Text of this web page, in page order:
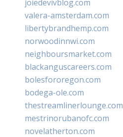
joiedevivblog.com
valera-amsterdam.com
libertybrandhemp.com
norwoodinnwi.com
neighboursmarket.com
blackanguscareers.com
bolesfororegon.com
bodega-ole.com
thestreamlinerlounge.com
mestrinorubanofc.com
novelatherton.com